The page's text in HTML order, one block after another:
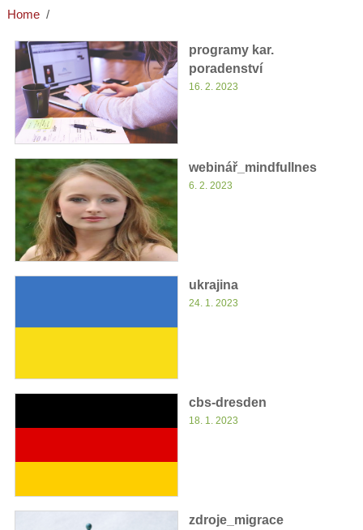
Home
programy kar.
poradenství
16. 2. 2023
webinář_mindfullnes
6. 2. 2023
ukrajina
24. 1. 2023
cbs-dresden
18. 1. 2023
zdroje_migrace